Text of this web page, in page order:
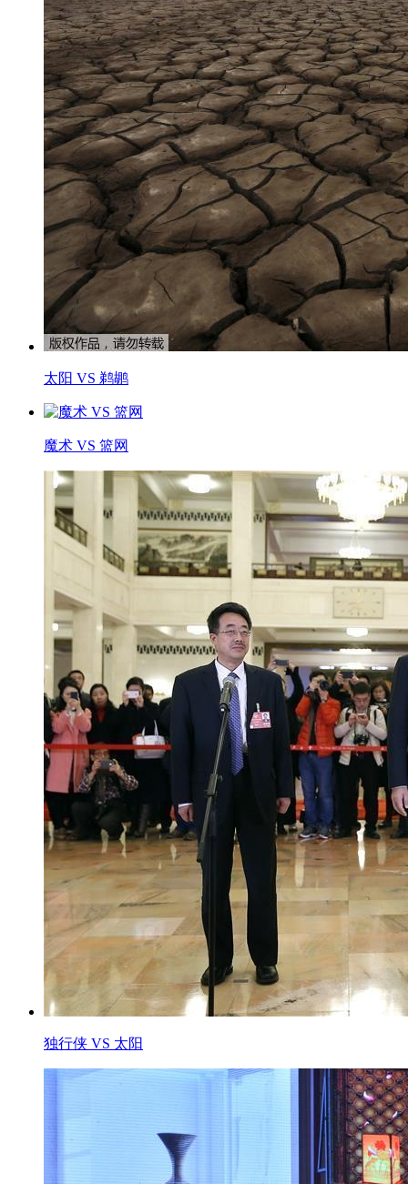
太阳 VS 鹈鹕
魔术 VS 篮网
独行侠 VS 太阳